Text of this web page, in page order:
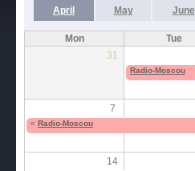
April May June
Mon Tue
31
Radio-Moscou
7
« Radio-Moscou
14